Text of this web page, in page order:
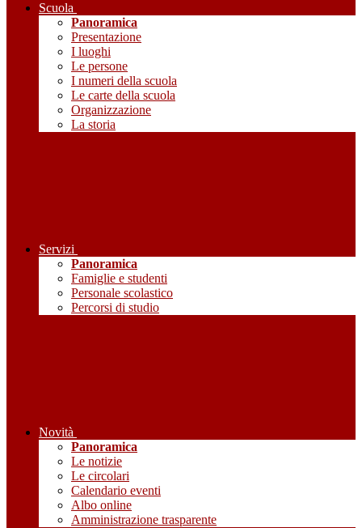
Scuola
Panoramica
Presentazione
I luoghi
Le persone
I numeri della scuola
Le carte della scuola
Organizzazione
La storia
Servizi
Panoramica
Famiglie e studenti
Personale scolastico
Percorsi di studio
Novità
Panoramica
Le notizie
Le circolari
Calendario eventi
Albo online
Amministrazione trasparente